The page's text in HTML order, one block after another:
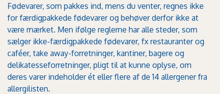
Fødevarer, som pakkes ind, mens du venter, regnes ikke
for færdigpakkede fødevarer og behøver derfor ikke at
være mærket. Men ifølge reglerne har alle steder, som
sælger ikke-færdigpakkede fødevarer, fx restauranter og
caféer, take away-forretninger, kantiner, bagere og
delikatesseforretninger, pligt til at kunne oplyse, om
deres varer indeholder ét eller flere af de 14 allergener fra
allergilisten.